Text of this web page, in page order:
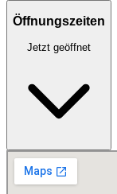
Öffnungszeiten
Jetzt geöffnet